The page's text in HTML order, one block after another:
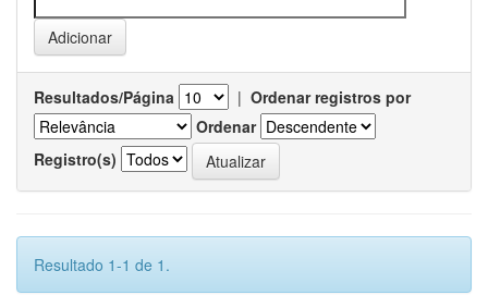
Resultados/Página | Ordenar registros por
Ordenar
Registro(s)
Resultado 1-1 de 1.